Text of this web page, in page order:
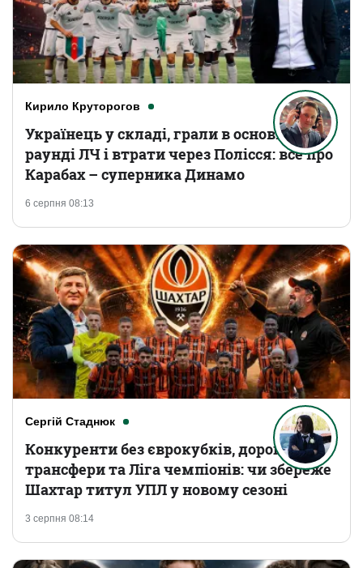
Кирило Круторогов
6 серпня 08:13
Українець у складі, грали в основному
раунді ЛЧ і втрати через Полісся: все про
Карабах – суперника Динамо
Сергій Стаднюк
3 серпня 08:14
Конкуренти без єврокубків, дорогі
трансфери та Ліга чемпіонів: чи збереже
Шахтар титул УПЛ у новому сезоні